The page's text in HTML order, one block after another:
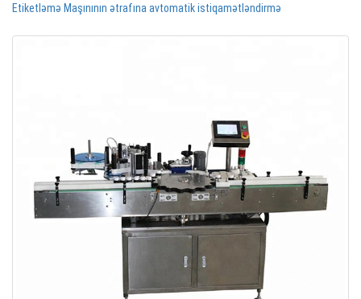
Etiketləmə Maşınının ətrafına avtomatik istiqamətləndirmə